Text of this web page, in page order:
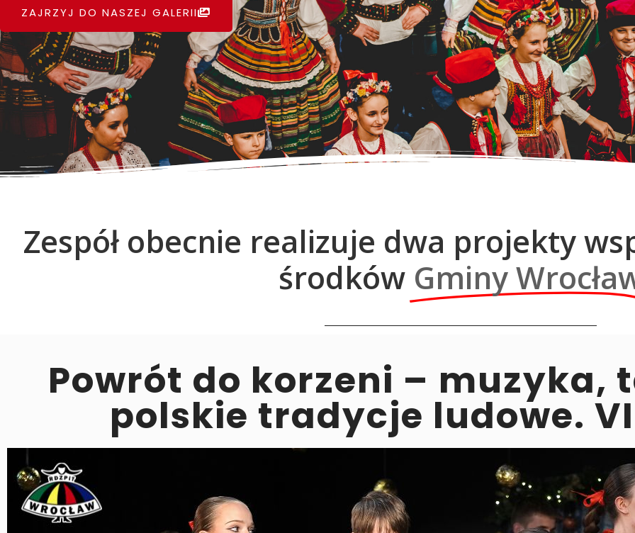
ZAJRZYJ DO NASZEJ GALERII
Zespół obecnie realizuje dwa projekty
środków Gminy
Powrót do korzeni – muzyka,
polskie tradycje ludowe.